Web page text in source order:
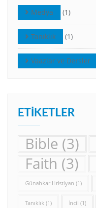
Medya (1)
Tanıklık (1)
Vaazlar ve Dersler
ETIKETLER
Bible (3)
Faith (3)
Günahkar Hristiyan (1)
Tanıklık (1) İncil (1)